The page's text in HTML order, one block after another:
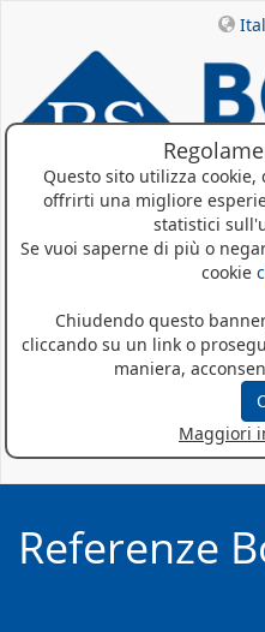
Questo sito utilizza
offrirti una migliore
statistici
Se vuoi saperne di più o
cookie
Chiudendo questo
cliccando su un link o
maniera,
Maggiori
Home
Prodotti
Referenze